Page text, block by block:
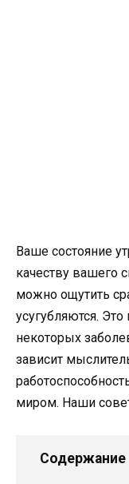
Ваше состояние
качеству вашего
можно ощутить
усугубляются.
некоторых
зависит
миром. Наши
Содержание